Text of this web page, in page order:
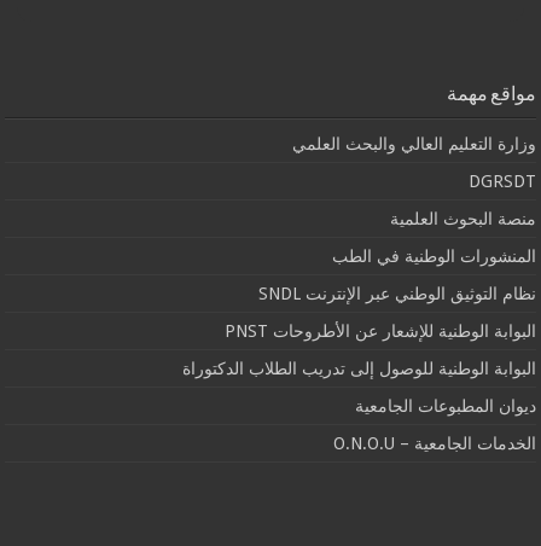
مواقع مهمة
وزارة التعليم العالي والبحث العلمي
DGRSDT
منصة البحوث العلمية
المنشورات الوطنية في الطب
نظام التوثيق الوطني عبر الإنترنت SNDL
البوابة الوطنية للإشعار عن الأطروحات PNST
البوابة الوطنية للوصول إلى تدريب الطلاب الدكتوراة
ديوان المطبوعات الجامعية
الخدمات الجامعية – O.N.O.U